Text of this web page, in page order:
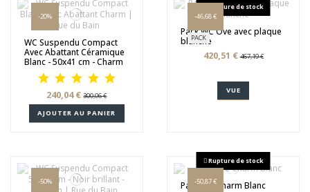
-20%
WC Suspendu Compact
Avec Abattant Céramique
Blanc - 50x41 cm - Charm
240,04 €300,06 €
AJOUTER AU PANIER
-46,68 €
PACK
Rupture de stock
Pack WC Ove avec plaque
blanche
420,51 €467,19 €
VUE
-50% -50,87 €
Rupture de stock
Pack WC Charm Blanc